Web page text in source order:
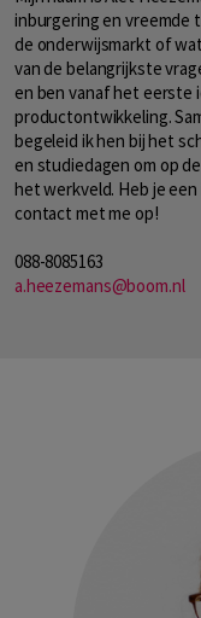
inburgering en vreemde
de onderwijsmarkt of
van de belangrijkste
en ben vanaf het eerste
productontwikkeling.
begeleid ik hen bij het
en studiedagen om op
het werkveld. Heb je
contact met me op!
088-8085163
a.heezemans@boom.nl